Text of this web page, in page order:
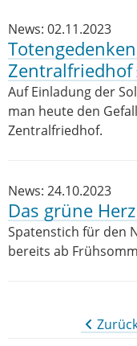
News: 02.11.2023
Zentralfriedhof
Auf Einladung der
man heute den
Zentralfriedhof.
News: 24.10.2023
Das grüne
Spatenstich für den
bereits ab